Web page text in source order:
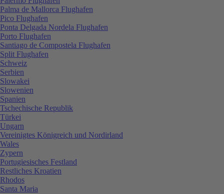
Palma de Mallorca Flughafen
Pico Flughafen
Ponta Delgada Nordela Flughafen
Porto Flughafen
Santiago de Compostela Flughafen
Split Flughafen
Schweiz
Serbien
Slowakei
Slowenien
Spanien
Tschechische Republik
Türkei
Ungarn
Vereinigtes Königreich und Nordirland
Wales
Zypern
Portugiesisches Festland
Restliches Kroatien
Rhodos
Santa Maria